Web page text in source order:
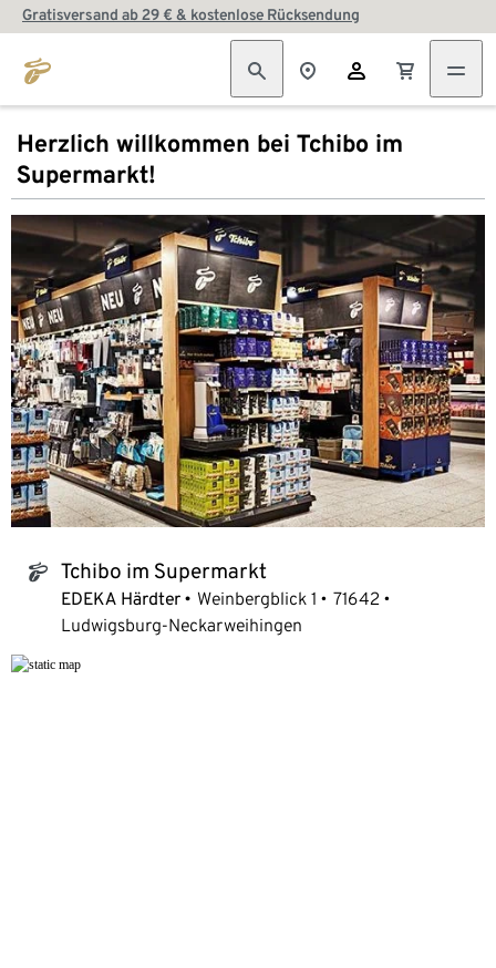
Gratisversand ab 29 € & kostenlose Rücksendung
Herzlich willkommen bei Tchibo im
Supermarkt!
tchibo_logo Tchibo im Supermarkt
EDEKA Härdter Weinbergblick 1
71642
Ludwigsburg-Neckarweihingen